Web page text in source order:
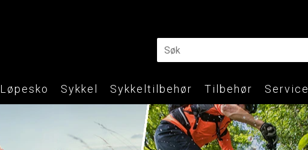
Løpesko Sykkel Sykkeltilbehør Tilbehør Service